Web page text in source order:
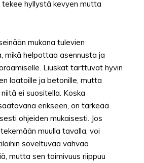
tekee hyllystä kevyen mutta
mukana tulevien
mikä helpottaa asennusta ja
Liuskat tarttuvat hyvin
laatoille ja betonille, mutta
ei suositella. Koska
erikseen, on tärkeää
ohjeiden mukaisesti. Jos
muulla tavalla, voi
soveltuvaa vahvaa
mutta sen toimivuus riippuu